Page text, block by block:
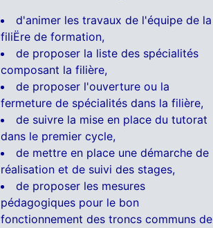
d'animer les travaux de l'équipe de la
filiËre de formation,
de proposer la liste des spécialités
composant la filière,
de proposer l'ouverture ou la
fermeture de spécialités dans la filière,
de suivre la mise en place du tutorat
dans le premier cycle,
de mettre en place une démarche de
réalisation et de suivi des stages,
de proposer les mesures
pédagogiques pour le bon
fonctionnement des troncs communs de